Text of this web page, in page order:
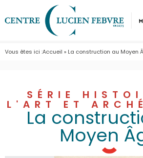
Vous êtes ici :Accueil » La construction au Moyen
SÉRIE
L'ART ET
La
Moyen